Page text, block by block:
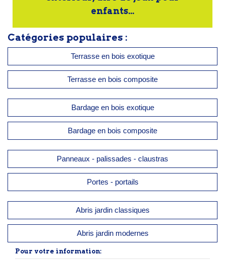
enfants…
Catégories populaires :
Terrasse en bois exotique
Terrasse en bois composite
Bardage en bois exotique
Bardage en bois composite
Panneaux - palissades - claustras
Portes - portails
Abris jardin classiques
Abris jardin modernes
Pour votre information: